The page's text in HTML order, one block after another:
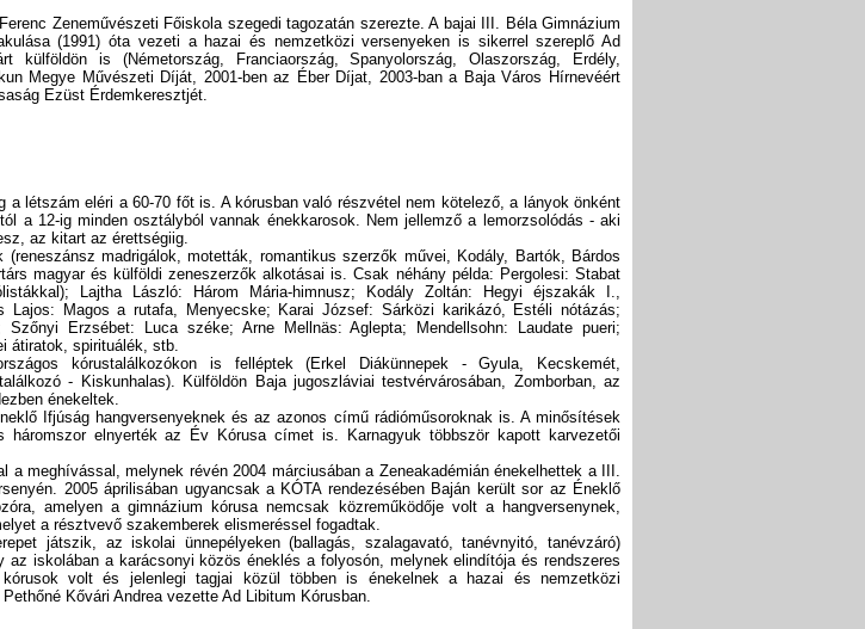
Zeneművészeti Főiskola szegedi tagozatán szerezte. A bajai III. Béla Gimnázium
(1991) óta vezeti a hazai és nemzetközi versenyeken is sikerrel szereplő Ad
külföldön is (Németország, Franciaország, Spanyolország, Olaszország, Erdély,
Megye Művészeti Díját, 2001-ben az Éber Díjat, 2003-ban a Baja Város Hírnevéért
Ezüst Érdemkeresztjét.
a létszám eléri a 60-70 főt is. A kórusban való részvétel nem kötelező, a lányok önként
a 12-ig minden osztályból vannak énekkarosok. Nem jellemző a lemorzsolódás - aki
az kitart az érettségiig.
(reneszánsz madrigálok, motetták, romantikus szerzők művei, Kodály, Bartók, Bárdos
magyar és külföldi zeneszerzők alkotásai is. Csak néhány példa: Pergolesi: Stabat
Lajtha László: Három Mária-himnusz; Kodály Zoltán: Hegyi éjszakák I.,
Lajos: Magos a rutafa, Menyecske; Karai József: Sárközi karikázó, Estéli nótázás;
Erzsébet: Luca széke; Arne Mellnäs: Aglepta; Mendellsohn: Laudate pueri;
átiratok, spirituálék, stb.
kórustalálkozókon is felléptek (Erkel Diákünnepek - Gyula, Kecskemét,
- Kiskunhalas). Külföldön Baja jugoszláviai testvérvárosában, Zomborban, az
énekeltek.
Ifjúság hangversenyeknek és az azonos című rádióműsoroknak is. A minősítések
elnyerték az Év Kórusa címet is. Karnagyuk többször kapott karvezetői
a meghívással, melynek révén 2004 márciusában a Zeneakadémián énekelhettek a III.
2005 áprilisában ugyancsak a KÓTA rendezésében Baján került sor az Éneklő
amelyen a gimnázium kórusa nemcsak közreműködője volt a hangversenynek,
a résztvevő szakemberek elismeréssel fogadtak.
játszik, az iskolai ünnepélyeken (ballagás, szalagavató, tanévnyitó, tanévzáró)
az iskolában a karácsonyi közös éneklés a folyosón, melynek elindítója és rendszeres
kórusok volt és jelenlegi tagjai közül többen is énekelnek a hazai és nemzetközi
Kővári Andrea vezette Ad Libitum Kórusban.